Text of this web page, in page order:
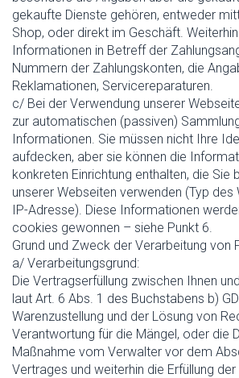
gekaufte Dienste gehören, entweder
Shop, oder direkt im Geschäft.
Informationen in Betreff der
Nummern der Zahlungskonten, die
Reklamationen, Servicereparaturen.
c/ Bei der Verwendung unserer
zur automatischen (passiven)
Informationen. Sie müssen nicht Ihre
aufdecken, aber sie können die
konkreten Einrichtung enthalten, die Sie
unserer Webseiten verwenden (Typ des
IP-Adresse). Diese Informationen
cookies gewonnen – siehe Punkt 6.
Grund und Zweck der Verarbeitung von
a/ Verarbeitungsgrund:
Die Vertragserfüllung zwischen Ihnen
laut Art. 6 Abs. 1 des Buchstabens b)
Warenzustellung und der Lösung von
Verantwortung für die Mängel, oder die
Maßnahme vom Verwalter vor dem
Vertrages und weiterhin die Erfüllung der